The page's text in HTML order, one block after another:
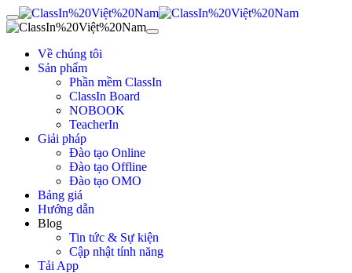
Về chúng tôi
Sản phẩm
Phần mềm ClassIn
ClassIn Board
NOBOOK
TeacherIn
Giải pháp
Đào tạo Online
Đào tạo Offline
Đào tạo OMO
Bảng giá
Hướng dẫn
Blog
Tin tức & Sự kiện
Cập nhật tính năng
Tải App